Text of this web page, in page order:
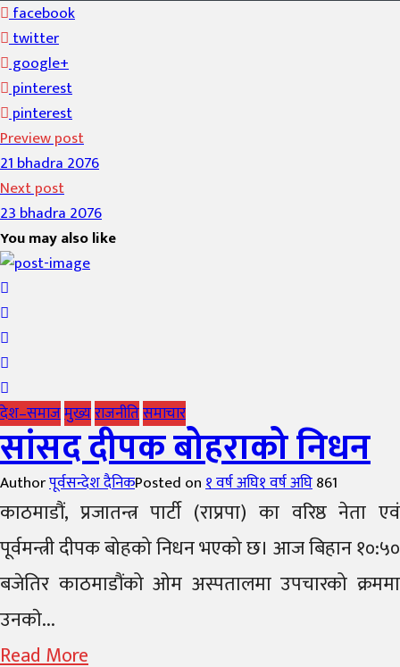
facebook
twitter
google+
pinterest
pinterest
Preview post
21 bhadra 2076
Next post
23 bhadra 2076
You may also like
देश–समाजमुख्यराजनीतिसमाचार
सांसद दीपक बोहराको निधन
Authorपूर्वसन्देश दैनिकPosted on१ वर्ष अघि१ वर्ष अघि861
काठमाडौं, प्रजातन्त्र पार्टी (राप्रपा) का वरिष्ठ नेता एवं
पूर्वमन्त्री दीपक बोहको निधन भएको छ। आज बिहान १०:५०
बजेतिर काठमाडौंको ओम अस्पतालमा उपचारको क्रममा
उनकाे...
Read More